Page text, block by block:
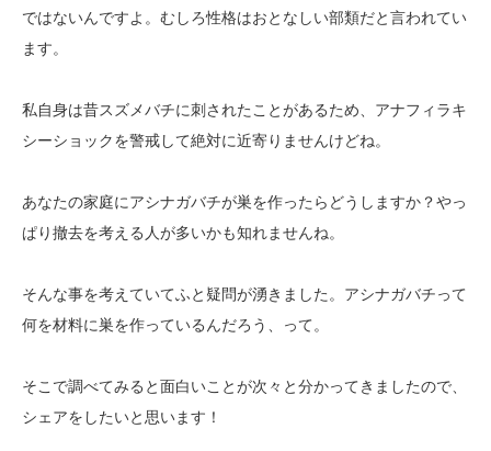
ではないんですよ。むしろ性格はおとなしい部類だと言われてい
ます。
私自身は昔スズメバチに刺されたことがあるため、アナフィラキ
シーショックを警戒して絶対に近寄りませんけどね。
あなたの家庭にアシナガバチが巣を作ったらどうしますか？やっ
ぱり撤去を考える人が多いかも知れませんね。
そんな事を考えていてふと疑問が湧きました。アシナガバチって
何を材料に巣を作っているんだろう、って。
そこで調べてみると面白いことが次々と分かってきましたので、
シェアをしたいと思います！